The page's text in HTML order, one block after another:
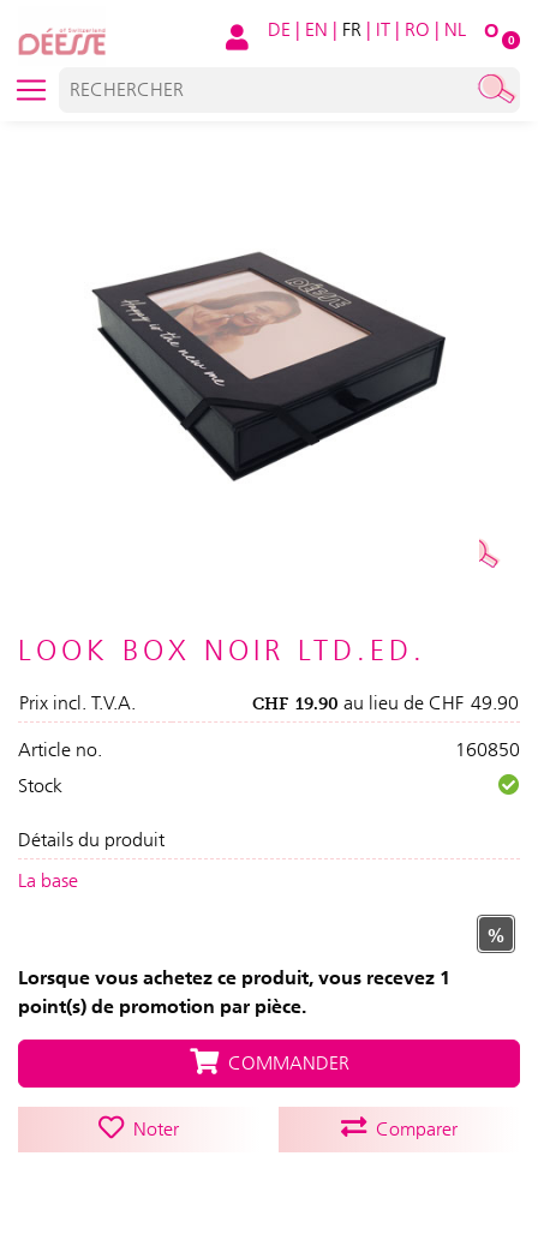
O 0
DE | EN | FR | IT | RO | NL
LOOK BOX NOIR LTD.ED.
Prix incl. T.V.A. CHF 19.90 au lieu de CHF 49.90
Article no.
160850
Stock
Détails du produit
La base
%
Lorsque vous achetez ce produit, vous recevez 1
point(s) de promotion par pièce.
COMMANDER
Noter Comparer